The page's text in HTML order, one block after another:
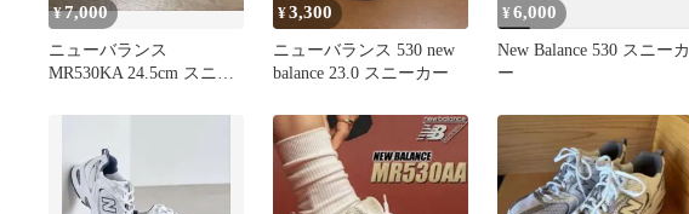
¥7,000
ニューバランス
MR530KA 24.5cm スニー
¥3,300
ニューバランス 530 new
balance 23.0 スニーカー
¥6,000
New Balance 530 スニーカ
ー